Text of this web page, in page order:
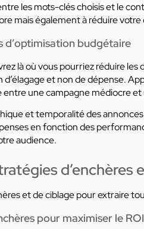
les mots-clés choisis et le
mais également à réduire votre
budgétaire
là où vous pourriez réduire les
d’élagage et non de dépense.
une campagne médiocre et
et temporalité des
en fonction des
audience.
d’enchères
et de ciblage pour extraire
pour maximiser le ROI